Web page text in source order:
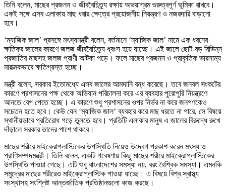
তিনি বলেন, মাছের প্রজনন ও জীববৈচিত্র্য রক্ষায় অভয়াশ্রম গুরুত্বপূর্ণ ভূমিকা রাখবে।
একই সঙ্গে এসব এলাকায় মাছ ধরার ক্ষেত্রে প্রয়োজনীয় নিয়ন্ত্রণ ও নজরদারি বাড়ানো
হবে।
‘ম্যাজিক জাল’ প্রসঙ্গে মৎস্যমন্ত্রী বলেন, বর্তমানে ‘ম্যাজিক জাল’ নামে এক ধরনের
ক্ষতিকর জালের কারণে জলজ জীববৈচিত্র্য ধ্বংস হয়ে যাচ্ছে। এই জালে ছোট-বড় বিভিন্ন
প্রজাতির মাছসহ জলজ প্রাণী আটকা পড়ে। ফলে মাছের প্রজনন ও প্রাকৃতিক ভারসাম্য
মারাত্মকভাবে ক্ষতিগ্রস্ত হচ্ছে।
মন্ত্রী বলেন, সরকার ইতোমধ্যে এসব জালের আমদানি বন্ধ করেছে। তবে জনবল সংকটের
কারণে প্রশাসনের পক্ষ থেকে অভিযান পরিচালনা করে এর ব্যবহার পুরোপুরি নিয়ন্ত্রণে
আনতে বেগ পেতে হচ্ছে। এ কারণে শুধু প্রশাসনের ওপর নির্ভর না করে জনগণকেও
সচেতন হতে হবে। কেউ যেন ‘ম্যাজিক জাল’ ব্যবহার করে মাছ ধরতে না পারে, সে বিষয়ে
স্থানীয়ভাবে প্রতিরোধ গড়ে তুলতে হবে। প্রতিটি এলাকার মানুষ এ জালের বিরুদ্ধে রুখে
দাঁড়ালে সরকার তাদের পাশে থাকবে।
মাছের শরীরে মাইক্রোপ্লাস্টিকের উপস্থিতি নিয়েও উদ্বেগ প্রকাশ করেন মৎস্য ও
প্রাণিসম্পদমন্ত্রী। তিনি বলেন, একটি গবেষণায় কিছু মাছের শরীরে মাইক্রোপ্লাস্টিকের
উপস্থিতি পাওয়া গেছে। এটি শুধু বাংলাদেশের সমস্যা নয়, বরং বৈশ্বিক সমস্যা। এমনকি
সমুদ্রের মাছের শরীরেও মাইক্রোপ্লাস্টিক পাওয়া যাচ্ছে। এ বিষয়ে বিশ্ব স্বাস্থ্য
সংস্থাসহ সংশ্লিষ্ট আন্তর্জাতিক প্রতিষ্ঠানগুলো কাজ করছে।